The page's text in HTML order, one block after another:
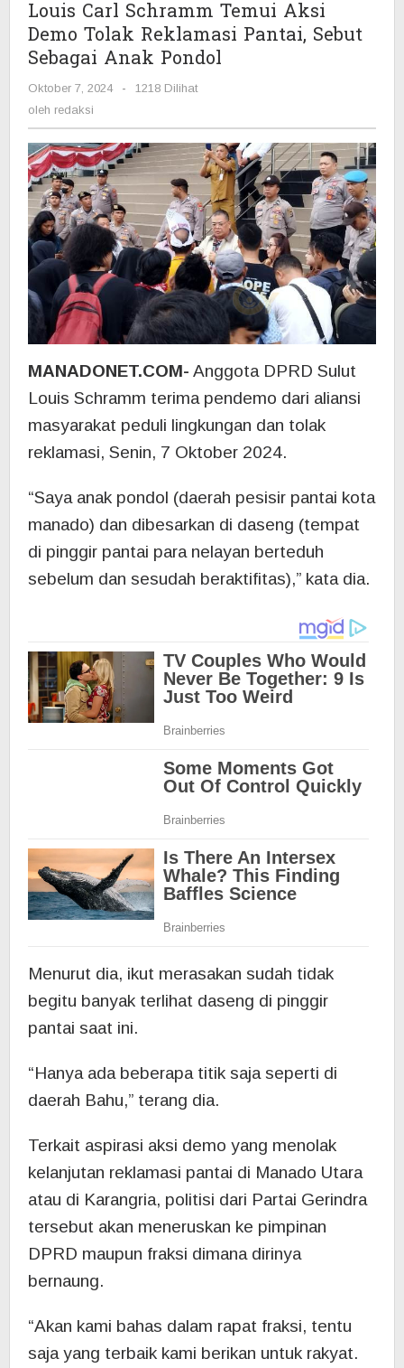
Sebagai
Anak
Louis Carl Schramm Temui Aksi
Demo Tolak Reklamasi Pantai, Sebut
Sebagai Anak Pondol
Oktober 7, 2024
oleh
-
1218 Dilihat
oleh redaksi
MANADONET.COM- Anggota DPRD Sulut
Louis Schramm terima pendemo dari aliansi
masyarakat peduli lingkungan dan tolak
reklamasi, Senin, 7 Oktober 2024.
“Saya anak pondol (daerah pesisir pantai kota
manado) dan dibesarkan di daseng (tempat
di pinggir pantai para nelayan berteduh
sebelum dan sesudah beraktifitas),” kata dia.
Menurut dia, ikut merasakan sudah tidak
begitu banyak terlihat daseng di pinggir
pantai saat ini.
“Hanya ada beberapa titik saja seperti di
daerah Bahu,” terang dia.
Terkait aspirasi aksi demo yang menolak
kelanjutan reklamasi pantai di Manado Utara
atau di Karangria, politisi dari Partai Gerindra
tersebut akan meneruskan ke pimpinan
DPRD maupun fraksi dimana dirinya
bernaung.
“Akan kami bahas dalam rapat fraksi, tentu
saja yang terbaik kami berikan untuk rakyat.